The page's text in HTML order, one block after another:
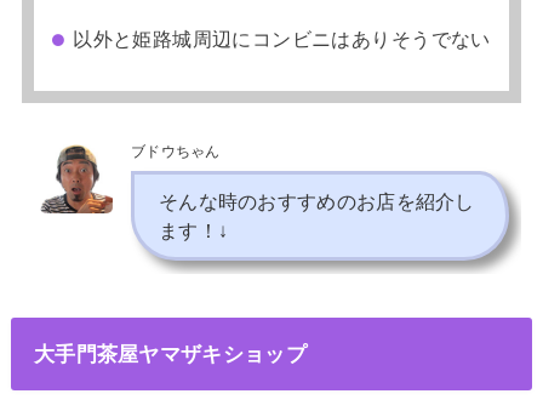
以外と姫路城周辺にコンビニはありそうでない
ブドウちゃん
そんな時のおすすめのお店を紹介し
ます！↓
大手門茶屋ヤマザキショップ